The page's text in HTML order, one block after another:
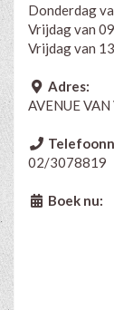
Donderdag
Vrijdag van
Vrijdag van
Adres:
AVENUE
02/3078819
Boek nu: